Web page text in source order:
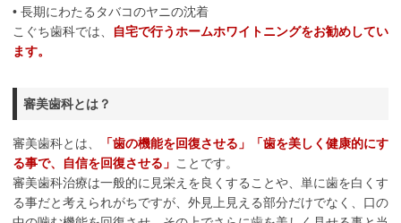
• 長期にわたるタバコのヤニの沈着
こぐち歯科では、
自宅で行うホームホワイトニングをお勧めしてい
ます。
審美歯科とは？
審美歯科とは、
「歯の機能を回復させる」「歯を美しく健康的にす
る事で、自信を回復させる」 ことです。
審美歯科治療は一般的に見栄えを良くすることや、単に歯を白くす
る事だと考えられがちですが、外見上見える部分だけでなく、口の